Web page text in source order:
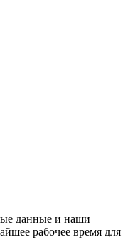
данные и наши
рабочее время для